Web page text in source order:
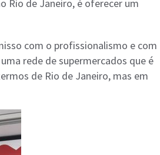
Rio de Janeiro, é oferecer um
com o profissionalismo e com
rede de supermercados que é
de Rio de Janeiro, mas em